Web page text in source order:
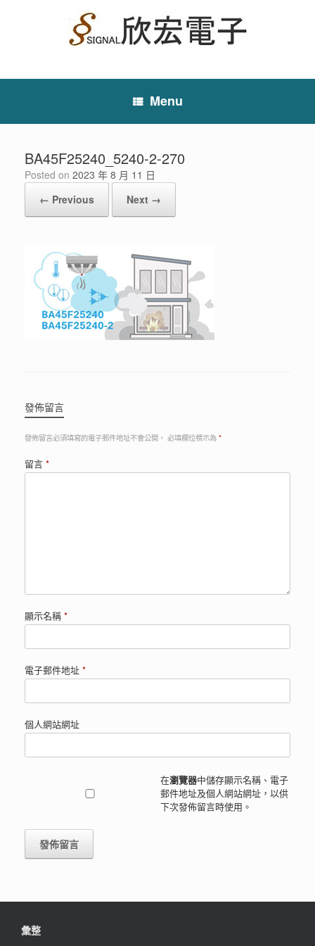
Menu
BA45F25240_5240-2-270
Posted on 2023 年 8 月 11 日
← Previous
Next →
發佈留言
發佈留言必須填寫的電子郵件地址不會公開。 必填欄位標示為 *
留言 *
顯示名稱 *
電子郵件地址 *
個人網站網址
在瀏覽器中儲存顯示名稱、電子
郵件地址及個人網站網址，以供
下次發佈留言時使用。
彙整